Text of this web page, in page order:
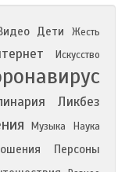
Дети
Жесть
Искусство
Ликбез
Музыка Наука
Персоны